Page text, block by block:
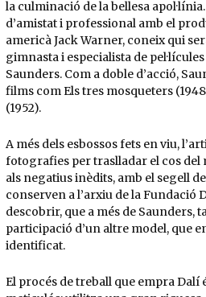
la culminació de la bellesa
d’amistat i professional amb el
americà Jack Warner, coneix qui
gimnasta i especialista de
Saunders. Com a doble d’acció,
films com Els tres mosqueters
(1952).
A més dels esbossos fets en viu,
fotografies per traslladar el cos del
als negatius inèdits, amb el segell
conserven a l’arxiu de la Fundació
descobrir, que a més de Saunders,
participació d’un altre model, que
identificat.
El procés de treball que empra Dalí